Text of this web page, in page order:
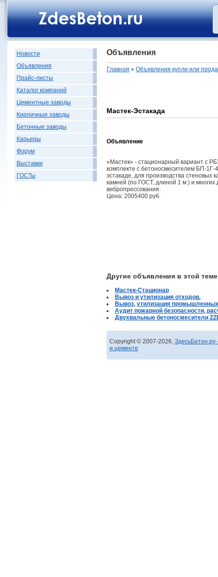
Новости
Объявления
Прайс-листы
Каталог компаний
Цементные заводы
Кирпичные заводы
Бетонные заводы
Карьеры
Форум
Выставки
ГОСТы
Объявления
Главная » Объявления купли или
Мастек-Эстакада
Объявление
«Мастек» - стационарный вариант с
комплекте с бетоносмесителем БП-
эстакаде, для производства стеновых
камней (по ГОСТ, длиной 1 м.) и многих
вибропрессования.
Цена: 2005400 руб.
Другие объявления в этой теме
Мастек-Стационар
Вывоз и утилизация отходов.
Вывоз, утилизация
Аудит пожарной безопасности,
Двухвальные бетоносмесители
Copyright © 2007-2026,
и цементе